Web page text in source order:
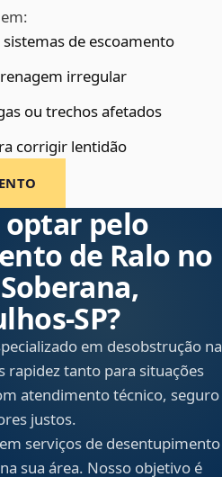
de escoamento
irregular
ou trechos afetados
corrigir lentidão
optar pelo
de Ralo no
em desobstrução na
rapidez tanto para situações
atendimento técnico, seguro
justos.
serviços de desentupimento
sua área. Nosso objetivo é